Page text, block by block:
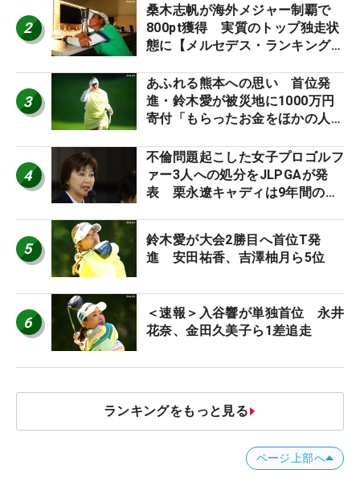
2
桑木志帆が海外メジャー制覇で
800pt獲得 実質のトップ独走状
態に【メルセデス・ランキング番
3
あふれる熊本への思い 首位発
進・鈴木愛が被災地に1000万円
寄付「もらったお金をほかの人
4
不倫問題起こした女子プロゴルフ
ァー3人への処分をJLPGAが発
表 栗永遼キャディは9年間の立
5
鈴木愛が大会2勝目へ首位T発
進 安田祐香、吉澤柚月ら5位
6
＜速報＞入谷響が単独首位 永井
花奈、金田久美子ら1差追走
ランキングをもっと見る
ページ上部へ